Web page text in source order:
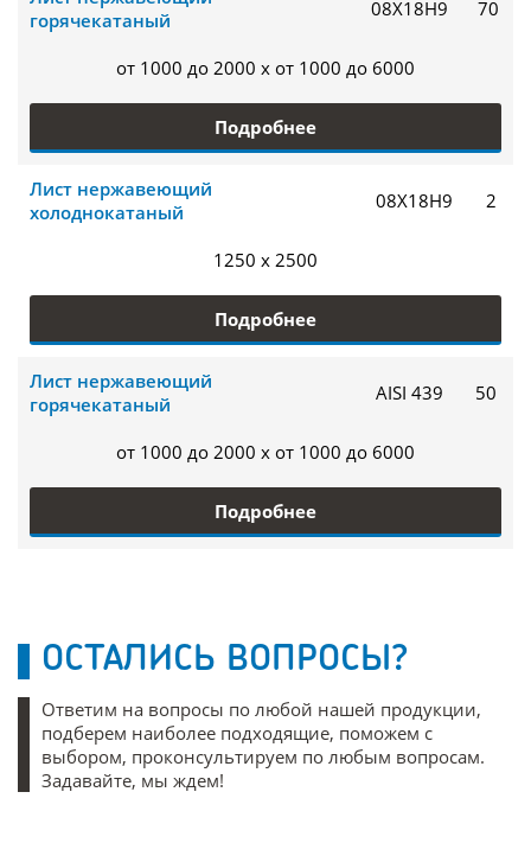
горячекатаный
08Х18Н9 70
от 1000 до 2000 x от 1000 до 6000
Подробнее
Лист нержавеющий
холоднокатаный
08Х18Н9 2
1250 x 2500
Подробнее
Лист нержавеющий
горячекатаный
AISI 439 50
от 1000 до 2000 x от 1000 до 6000
Подробнее
ОСТАЛИСЬ ВОПРОСЫ?
Ответим на вопросы по любой нашей продукции,
подберем наиболее подходящие, поможем с
выбором, проконсультируем по любым вопросам.
Задавайте, мы ждем!